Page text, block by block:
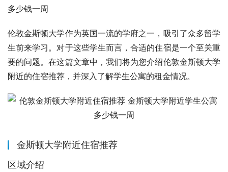
多少钱一周
伦敦金斯顿大学作为英国一流的学府之一，吸引了众多留学
生前来学习。对于这些学生而言，合适的住宿是一个至关重
要的问题。在这篇文章中，我们将为您介绍伦敦金斯顿大学
附近的住宿推荐，并深入了解学生公寓的租金情况。
金斯顿大学附近住宿推荐
区域介绍